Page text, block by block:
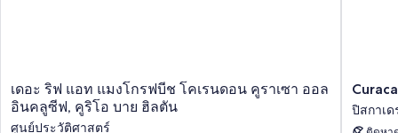
สิ่งอำนวยความสะดวกในห้องพัก
ห้องพักทั้งหมด 237 ห้องมาพร้อมความสะดวกสบาย เช่น เครื่องนอนระดับ
เดอะ
ริฟ
แอท
เดอะ ริฟ แอท แมงโกรฟบีช โคเรนดอน คูราเซา ออล
อินคลูซีฟ, คูริโอ บาย ฮิลตัน
ศูนย์ประวัติศาสตร์
Curacao
Marriott
Beach
ปิสกาเด